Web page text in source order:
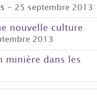
- 25 septembre 2013
nouvelle culture
2013
minière dans les